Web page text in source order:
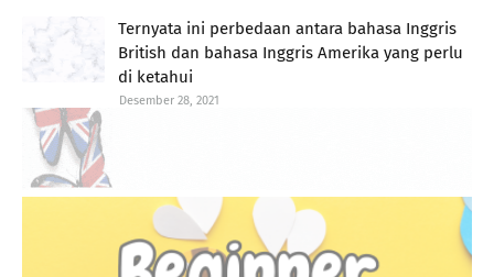
Ternyata ini perbedaan antara bahasa Inggris
British dan bahasa Inggris Amerika yang perlu
di ketahui
Desember 28, 2021